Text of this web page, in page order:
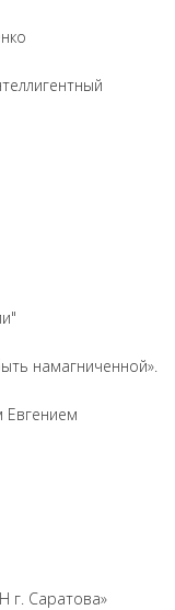
намагниченной».
Евгением
г. Саратова»